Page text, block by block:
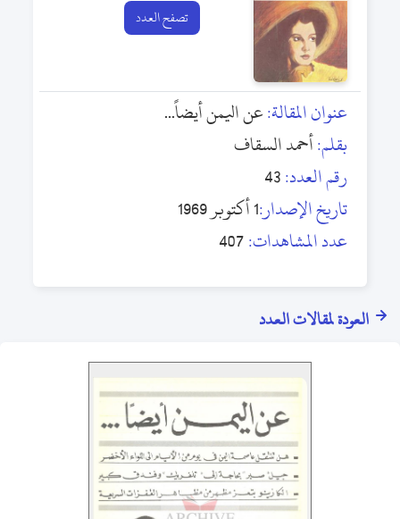
تصفح العدد
عنوان المقالة:عن اليمن أيضاً...
بقلم:أحمد السقاف
رقم العدد:43
تاريخ الإصدار:1 أكتوبر 1969
عدد المشاهدات:407
العودة لمقالات العدد